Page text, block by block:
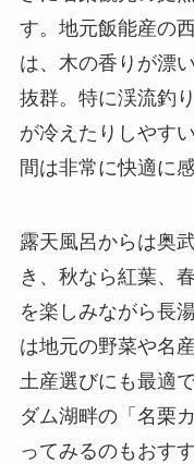
す。地元飯能産の
は、木の香りが漂
抜群。特に渓流釣
が冷えたりしやす
間は非常に快適に
露天風呂からは奥
き、秋なら紅葉、
を楽しみながら長
は地元の野菜や名
土産選びにも最適
ダム湖畔の「名栗
ってみるのもおす